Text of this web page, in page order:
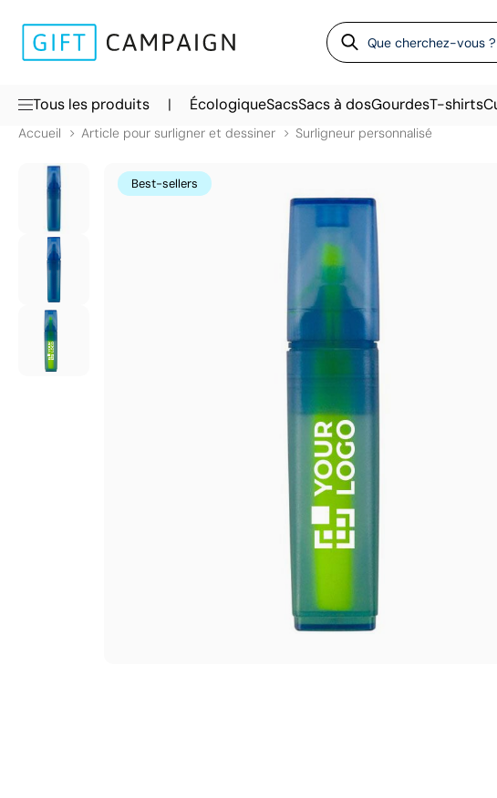
Tous les produits | ÉcologiqueSacsSacs à dosGourdesT-shirts
Accueil Article pour surligner et dessiner Surligneur personnalisé
Best-sellers